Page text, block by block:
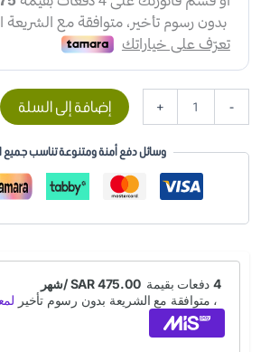
-
+ إضافة إلى السلة
وسائل دفع أمنة ومتنوعة تناسب جميع